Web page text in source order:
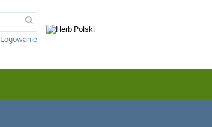
Logowanie